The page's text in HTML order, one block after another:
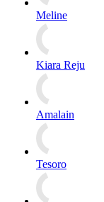
Meline
Kiara Reju
Amalain
Tesoro